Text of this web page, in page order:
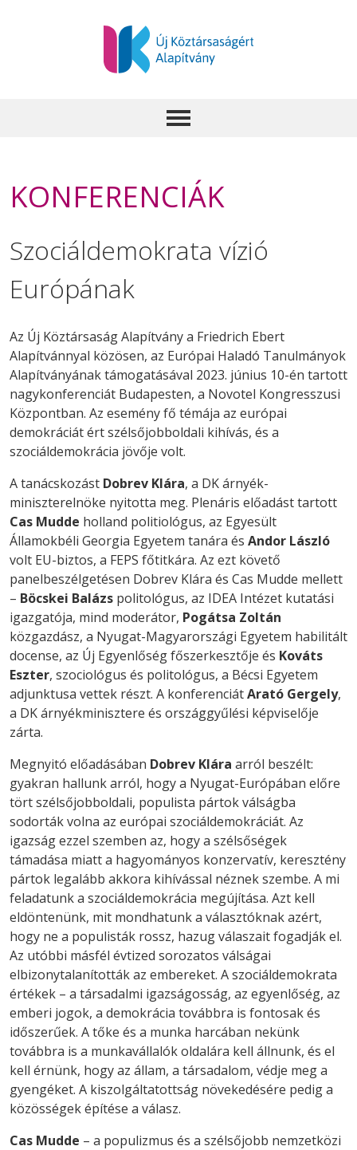
KONFERENCIÁK
Szociáldemokrata vízió
Európának
Az Új Köztársaság Alapítvány a Friedrich Ebert
Alapítvánnyal közösen, az Európai Haladó Tanulmányok
Alapítványának támogatásával 2023. június 10-én tartott
nagykonferenciát Budapesten, a Novotel Kongresszusi
Központban. Az esemény fő témája az európai
demokráciát ért szélsőjobboldali kihívás, és a
szociáldemokrácia jövője volt.
A tanácskozást Dobrev Klára, a DK árnyék-
miniszterelnöke nyitotta meg. Plenáris előadást tartott
Cas Mudde holland politiológus, az Egyesült
Államokbéli Georgia Egyetem tanára és Andor László
volt EU-biztos, a FEPS főtitkára. Az ezt követő
panelbeszélgetésen Dobrev Klára és Cas Mudde mellett
– Böcskei Balázs politológus, az IDEA Intézet kutatási
igazgatója, mind moderátor, Pogátsa Zoltán
közgazdász, a Nyugat-Magyarországi Egyetem habilitált
docense, az Új Egyenlőség főszerkesztője és Kováts
Eszter, szociológus és politológus, a Bécsi Egyetem
adjunktusa vettek részt. A konferenciátArató Gergely,
a DK árnyékminisztere és országgyűlési képviselője
zárta.
Megnyitó előadásában Dobrev Klára arról beszélt:
gyakran hallunk arról, hogy a Nyugat-Európában előre
tört szélsőjobboldali, populista pártok válságba
sodorták volna az európai szociáldemokráciát. Az
igazság ezzel szemben az, hogy a szélsőségek
támadása miatt a hagyományos konzervatív, keresztény
pártok legalább akkora kihívással néznek szembe. A mi
feladatunk a szociáldemokrácia megújítása. Azt kell
eldöntenünk, mit mondhatunk a választóknak azért,
hogy ne a populisták rossz, hazug válaszait fogadják el.
Az utóbbi másfél évtized sorozatos válságai
elbizonytalanították az embereket. A szociáldemokrata
értékek – a társadalmi igazságosság, az egyenlőség, az
emberi jogok, a demokrácia továbbra is fontosak és
időszerűek. A tőke és a munka harcában nekünk
továbbra is a munkavállalók oldalára kell állnunk, és el
kell érnünk, hogy az állam, a társadalom, védje meg a
gyengéket. A kiszolgáltatottság növekedésére pedig a
közösségek építése a válasz.
Cas Mudde – a populizmus és a szélsőjobb nemzetközi